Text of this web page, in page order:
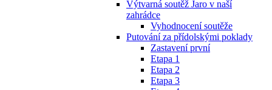
Výtvarná soutěž Jaro v naší
zahrádce
Vyhodnocení soutěže
Putování za přídolskými poklady
Zastavení první
Etapa 1
Etapa 2
Etapa 3